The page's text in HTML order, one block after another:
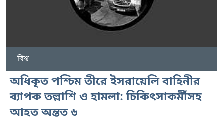
বিশ্ব
অধিকৃত পশ্চিম তীরে ইসরায়েলি বাহিনীর
ব্যাপক তল্লাশি ও হামলা: চিকিৎসাকর্মীসহ
আহত অন্তত ৬